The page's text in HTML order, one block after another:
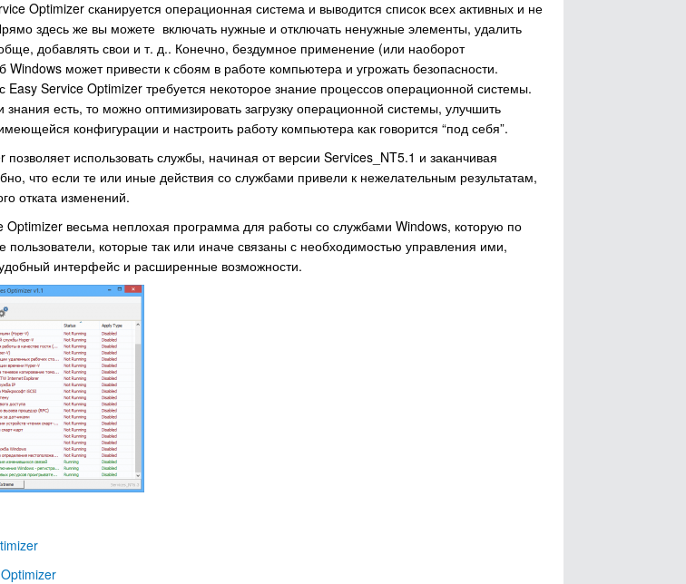
Optimizer сканируется операционная система и выводится список всех активных и не
здесь же вы можете включать нужные и отключать ненужные элементы, удалить
добавлять свои и т. д.. Конечно, бездумное применение (или наоборот
Windows может привести к сбоям в работе компьютера и угрожать безопасности.
Easy Service Optimizer требуется некоторое знание процессов операционной системы.
знания есть, то можно оптимизировать загрузку операционной системы, улучшить
конфигурации и настроить работу компьютера как говорится “под себя”.
позволяет использовать службы, начиная от версии Services_NT5.1 и заканчивая
что если те или иные действия со службами привели к нежелательным результатам,
отката изменений.
Optimizer весьма неплохая программа для работы со службами Windows, которую по
пользователи, которые так или иначе связаны с необходимостью управления ими,
интерфейс и расширенные возможности.